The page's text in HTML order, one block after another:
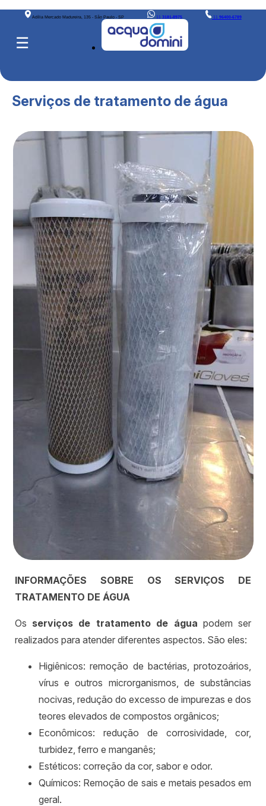
Adília Mercado Madureira, 135 - São Paulo - SP 113181-8975 11 96400-6789
☰
Serviços de tratamento de água
INFORMAÇÕES SOBRE OS SERVIÇOS DE
TRATAMENTO DE ÁGUA
Os serviços de tratamento de água podem ser
realizados para atender diferentes aspectos. São eles:
Higiênicos: remoção de bactérias, protozoários,
vírus e outros microrganismos, de substâncias
nocivas, redução do excesso de impurezas e dos
teores elevados de compostos orgânicos;
Econômicos: redução de corrosividade, cor,
turbidez, ferro e manganês;
Estéticos: correção da cor, sabor e odor.
Químicos: Remoção de sais e metais pesados em
geral.